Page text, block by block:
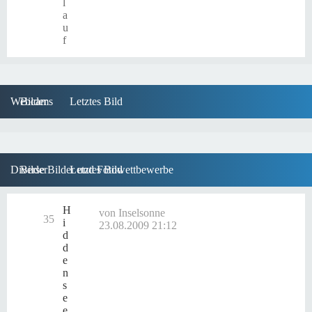
l
a
u
f
Webcams
Bilder Letztes Bild
Diverse Bilder und Fotowettbewerbe
Bilder Letztes Bild
H
i
d
d
e
n
s
e
35
von Inselsonne
23.08.2009 21:12